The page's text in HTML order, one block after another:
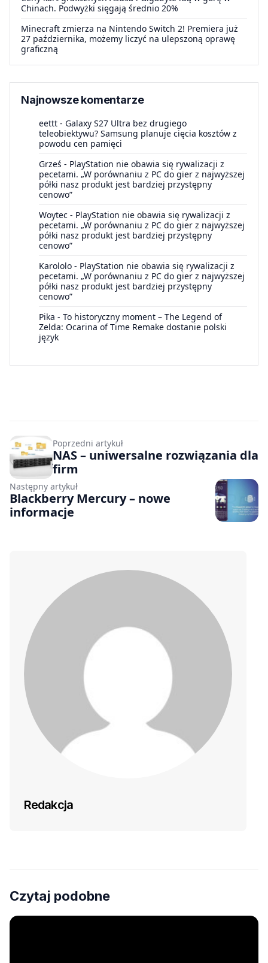
Chinach. Podwyżki sięgają średnio 20%
Minecraft zmierza na Nintendo Switch 2! Premiera już
27 października, możemy liczyć na ulepszoną oprawę
graficzną
Najnowsze komentarze
eettt - Galaxy S27 Ultra bez drugiego
teleobiektywu? Samsung planuje cięcia kosztów z
powodu cen pamięci
Grześ - PlayStation nie obawia się rywalizacji z
pecetami. „W porównaniu z PC do gier z najwyższej
półki nasz produkt jest bardziej przystępny
cenowo”
Woytec - PlayStation nie obawia się rywalizacji z
pecetami. „W porównaniu z PC do gier z najwyższej
półki nasz produkt jest bardziej przystępny
cenowo”
Karololo - PlayStation nie obawia się rywalizacji z
pecetami. „W porównaniu z PC do gier z najwyższej
półki nasz produkt jest bardziej przystępny
cenowo”
Pika - To historyczny moment – The Legend of
Zelda: Ocarina of Time Remake dostanie polski
język
Poprzedni artykuł
NAS – uniwersalne rozwiązania dla
firm
Następny artykuł
Blackberry Mercury – nowe
informacje
Redakcja
Czytaj podobne